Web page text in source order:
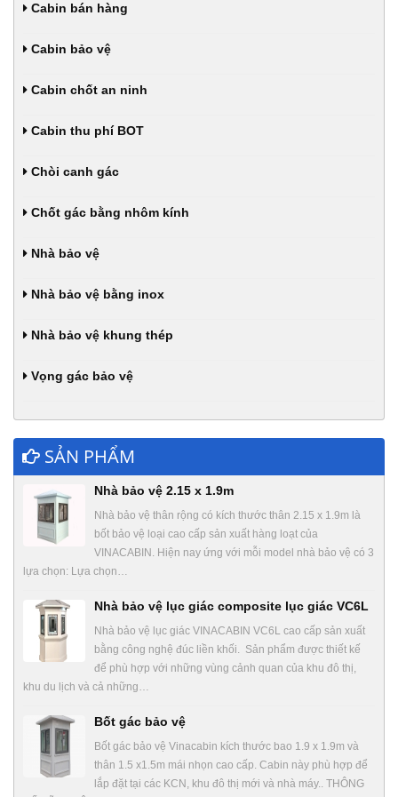
Cabin bán hàng
Cabin bảo vệ
Cabin chốt an ninh
Cabin thu phí BOT
Chòi canh gác
Chốt gác bằng nhôm kính
Nhà bảo vệ
Nhà bảo vệ bằng inox
Nhà bảo vệ khung thép
Vọng gác bảo vệ
SẢN PHẨM
Nhà bảo vệ 2.15 x 1.9m
Nhà bảo vệ thân rộng có kích thước thân 2.15 x 1.9m là
bốt bảo vệ loại cao cấp sản xuất hàng loạt của
VINACABIN. Hiện nay ứng với mỗi model nhà bảo vệ có 3
lựa chọn: Lựa chọn…
Nhà bảo vệ lục giác composite lục giác VC6L
Nhà bảo vệ lục giác VINACABIN VC6L cao cấp sản xuất
bằng công nghệ đúc liền khối. Sản phẩm được thiết kế
để phù hợp với những vùng cảnh quan của khu đô thị,
khu du lịch và cả những…
Bốt gác bảo vệ
Bốt gác bảo vệ Vinacabin kích thước bao 1.9 x 1.9m và
thân 1.5 x1.5m mái nhọn cao cấp. Cabin này phù hợp để
lắp đặt tại các KCN, khu đô thị mới và nhà máy.. THÔNG